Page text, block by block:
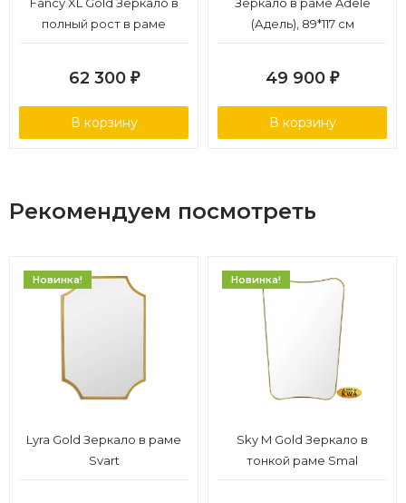
Fancy XL Gold Зеркало в
полный рост в раме
62 300 ₽
В корзину
Зеркало в раме Adele
(Адель), 89*117 см
49 900 ₽
В корзину
Рекомендуем посмотреть
Новинка!
Lyra Gold Зеркало в раме
Svart
Новинка!
Sky M Gold Зеркало в
тонкой раме Smal